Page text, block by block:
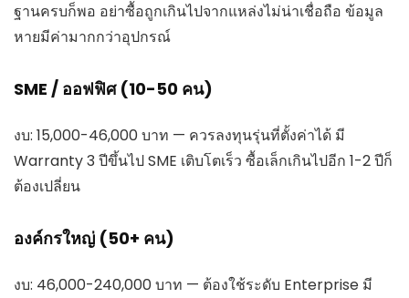
ฐานครบก็พอ อย่าซื้อถูกเกินไปจากแหล่งไม่น่าเชื่อถือ ข้อมูล
หายมีค่ามากกว่าอุปกรณ์
SME / ออฟฟิศ (10-50 คน)
งบ: 15,000-46,000 บาท — ควรลงทุนรุ่นที่ตั้งค่าได้ มี
Warranty 3 ปีขึ้นไป SME เติบโตเร็ว ซื้อเล็กเกินไปอีก 1-2 ปีก็
ต้องเปลี่ยน
องค์กรใหญ่ (50+ คน)
งบ: 46,000-240,000 บาท — ต้องใช้ระดับ Enterprise มี